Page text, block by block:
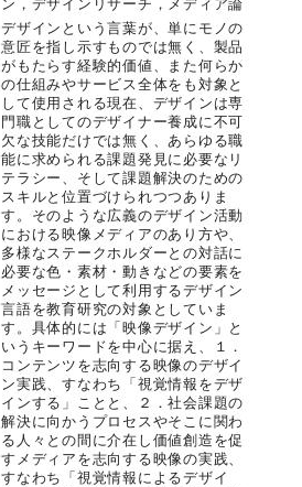
ン，デザインリサーチ，メディア論
デザインという言葉が、単にモノの
意匠を指し示すものでは無く、製品
がもたらす経験的価値、また何らか
の仕組みやサービス全体をも対象と
して使用される現在、デザインは専
門職としてのデザイナー養成に不可
欠な技能だけでは無く、あらゆる職
能に求められる課題発見に必要なリ
テラシー、そして課題解決のための
スキルと位置づけられつつありま
す。そのような広義のデザイン活動
における映像メディアのあり方や、
多様なステークホルダーとの対話に
必要な色・素材・動きなどの要素を
メッセージとして利用するデザイン
言語を教育研究の対象としていま
す。具体的には「映像デザイン」と
いうキーワードを中心に据え、１．
コンテンツを志向する映像のデザイ
ン実践、すなわち「視覚情報をデザ
インする」ことと、２．社会課題の
解決に向かうプロセスやそこに関わ
る人々との間に介在し価値創造を促
すメディアを志向する映像の実践、
すなわち「視覚情報によるデザイ